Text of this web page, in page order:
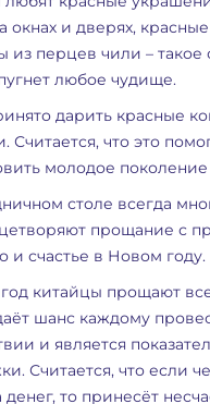
окнах и дверях,
из перцев чили – такое
любое чудище.
дарить красные
Считается, что это
молодое
столе всегда
прощание с
и счастье в Новом году.
китайцы прощают
шанс каждому
и является
Считается, что если
денег, то принесёт